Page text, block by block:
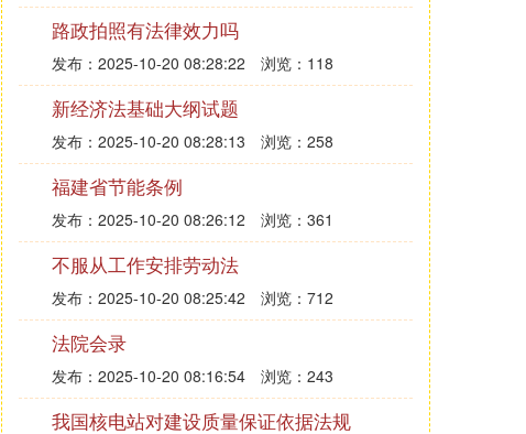
路政拍照有法律效力吗
发布：2025-10-20 08:28:22 浏览：118
新经济法基础大纲试题
发布：2025-10-20 08:28:13 浏览：258
福建省节能条例
发布：2025-10-20 08:26:12 浏览：361
不服从工作安排劳动法
发布：2025-10-20 08:25:42 浏览：712
法院会录
发布：2025-10-20 08:16:54 浏览：243
我国核电站对建设质量保证依据法规